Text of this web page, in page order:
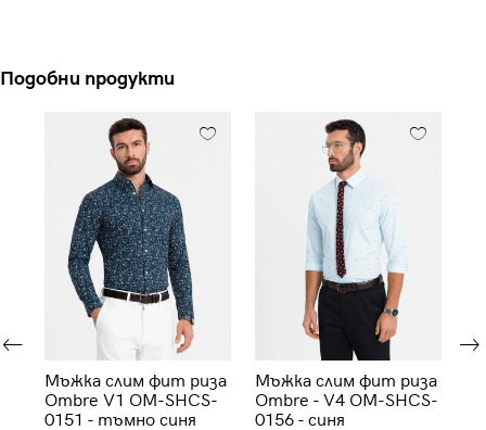
Подобни продукти
Мъжка слим фит риза
Ombre V1 OM-SHCS-
0151 - тъмно синя
Мъжка слим фит риза
Ombre - V4 OM-SHCS-
0156 - синя